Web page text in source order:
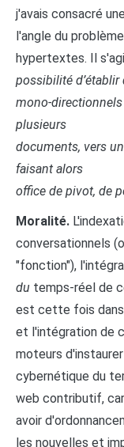
j'avais consacré
l'angle du
hypertextes. Il
possibilité
mono-
plusieurs
documents, vers
faisant alors
office de pivot, de
Moralité.
conversationnels
"fonction"),
du temps-réel de
est cette fois dans
et l'intégration de
moteurs
cybernétique du
web contributif,
avoir
les nouvelles et